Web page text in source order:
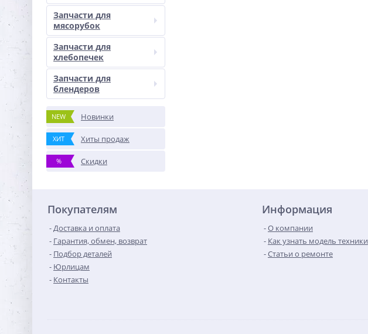
Запчасти для
мясорубок
Запчасти для
хлебопечек
Запчасти для
блендеров
NEW Новинки
ХИТ Хиты продаж
% Скидки
Покупателям
Доставка и оплата
Гарантия, обмен, возврат
Подбор деталей
Юрлицам
Контакты
Информация
О компании
Как узнать модель техники
Статьи о ремонте